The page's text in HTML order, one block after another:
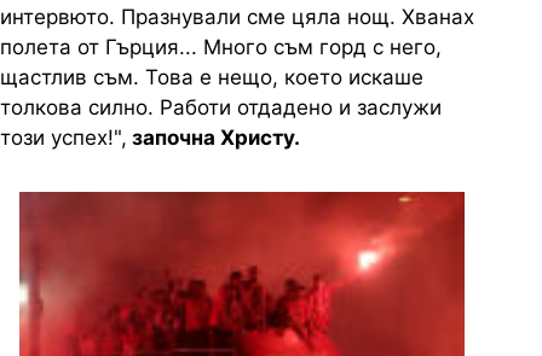
интервюто. Празнували сме цяла нощ. Хванах
полета от Гърция... Много съм горд с него,
щастлив съм. Това е нещо, което искаше
толкова силно. Работи отдадено и заслужи
този успех!", започна Христу.